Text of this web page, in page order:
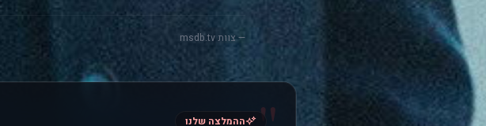
— צוות msdb.tv
ההמלצה שלנו